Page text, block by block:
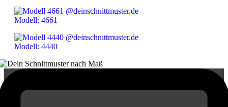
Modell: 4661
Modell: 4440